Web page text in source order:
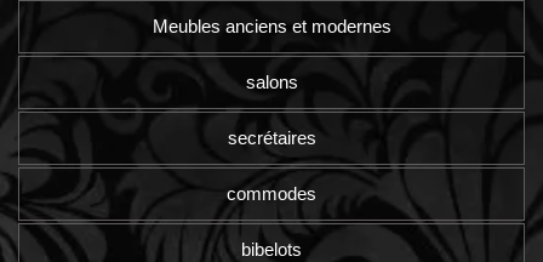
Meubles anciens et modernes
salons
secrétaires
commodes
bibelots